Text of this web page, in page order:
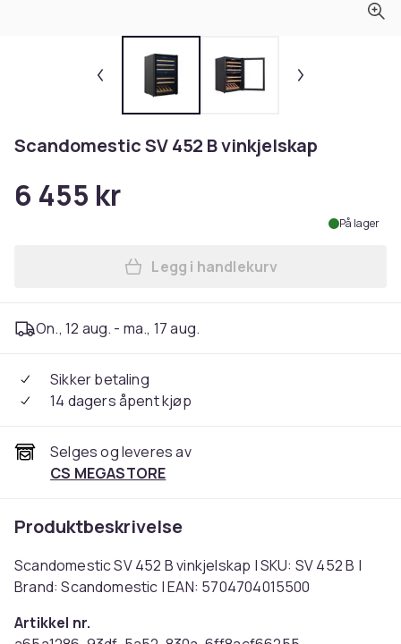
Scandomestic SV 452 B vinkjelskap
6 455 kr
På lager
Legg Scandomestic SV
Legg i handlekurv
On., 12 aug. - ma., 17 aug.
Sikker betaling
14 dagers åpent kjøp
Selges og leveres av
CS MEGASTORE
Produktbeskrivelse
Scandomestic SV 452 B vinkjelskap | SKU: SV 452 B |
Brand: Scandomestic | EAN: 5704704015500
Artikkel nr.